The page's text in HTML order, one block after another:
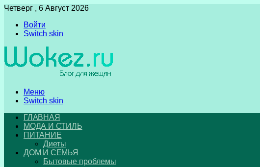
Четверг , 6 Август 2026
Войти
Switch skin
Меню
Switch skin
ГЛАВНАЯ
МОДА И СТИЛЬ
ПИТАНИЕ
Диеты
ДОМ И СЕМЬЯ
Бытовые проблемы